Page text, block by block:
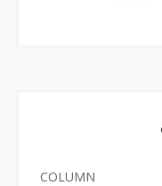
COLUMN